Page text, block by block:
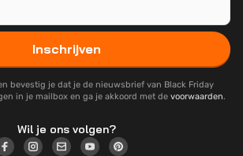
Inschrijven
bevestig je dat je de nieuwsbrief van Black Friday
in je mailbox en ga je akkoord met de voorwaarden.
Wil je ons volgen?